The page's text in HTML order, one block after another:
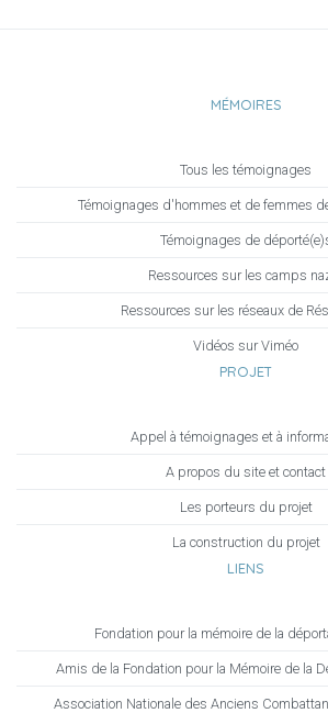
MÉMOIRES
Tous les témoignages
Témoignages d'hommes et de femmes
Témoignages de
Ressources sur les camps
Ressources sur les réseaux de
Vidéos sur Viméo
PROJET
Appel à témoignages et à
A propos du site et contact
Les porteurs du projet
La construction du projet
LIENS
Fondation pour la mémoire de la
Amis de la Fondation pour la Mémoire de la
Association Nationale des Anciens